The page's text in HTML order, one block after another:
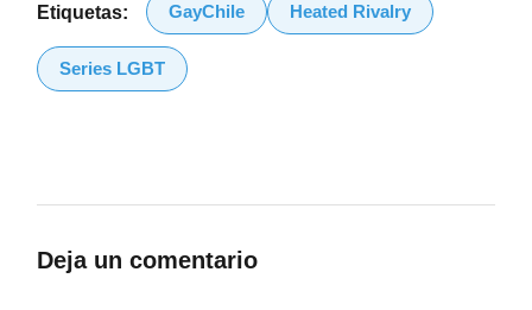
Etiquetas: GayChile Heated Rivalry
Series LGBT
Deja un comentario